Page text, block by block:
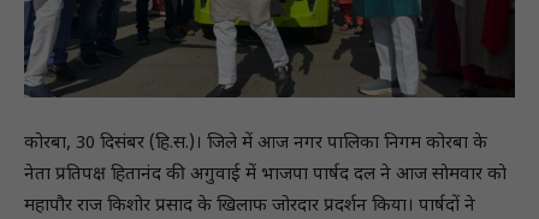
कोरबा, 30 दिसंबर (हि.स.)। जिले में आज नगर पालिका निगम कोरबा के
नेता प्रतिपक्ष हितानंद की अगुवाई में भाजपा पार्षद दल ने आज साेमवार काे
महापौर राज किशोर प्रसाद के खिलाफ जोरदार प्रदर्शन किया। पार्षदों ने